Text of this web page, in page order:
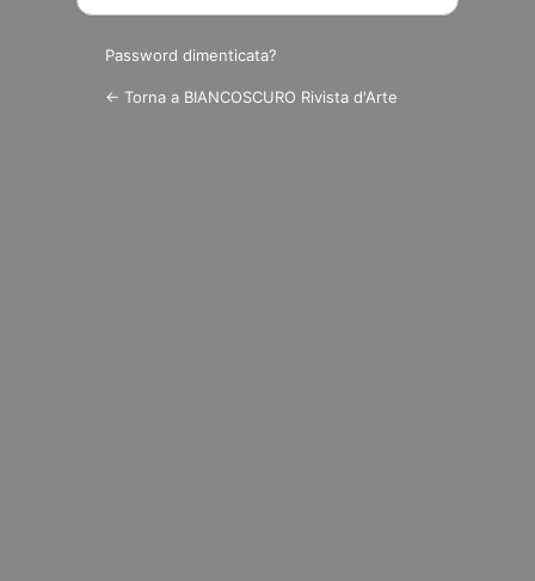
Password dimenticata?
← Torna a BIANCOSCURO Rivista d'Arte